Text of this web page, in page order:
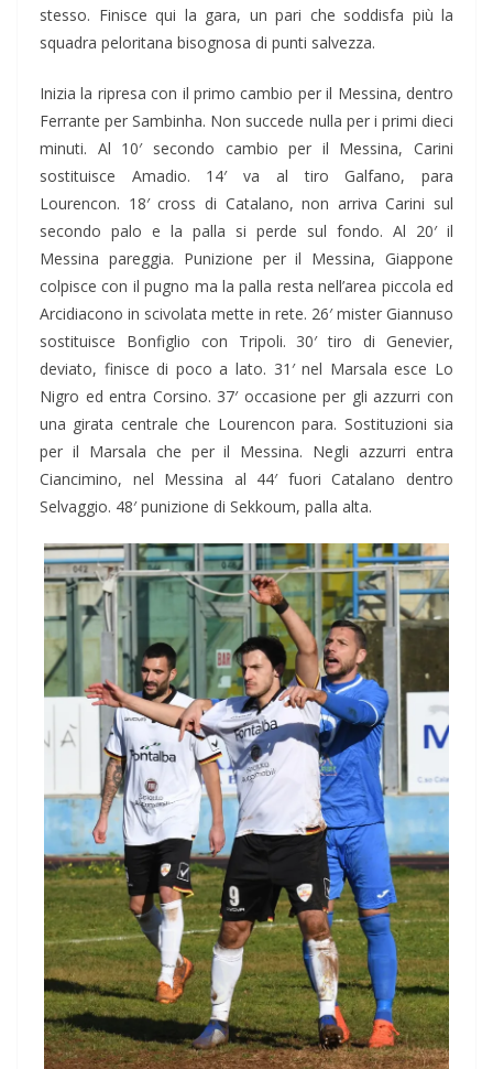
stesso. Finisce qui la gara, un pari che soddisfa più la
squadra peloritana bisognosa di punti salvezza.
Inizia la ripresa con il primo cambio per il Messina, dentro
Ferrante per Sambinha. Non succede nulla per i primi dieci
minuti. Al 10′ secondo cambio per il Messina, Carini
sostituisce Amadio. 14′ va al tiro Galfano, para
Lourencon. 18′ cross di Catalano, non arriva Carini sul
secondo palo e la palla si perde sul fondo. Al 20′ il
Messina pareggia. Punizione per il Messina, Giappone
colpisce con il pugno ma la palla resta nell’area piccola ed
Arcidiacono in scivolata mette in rete. 26′ mister Giannuso
sostituisce Bonfiglio con Tripoli. 30′ tiro di Genevier,
deviato, finisce di poco a lato. 31′ nel Marsala esce Lo
Nigro ed entra Corsino. 37′ occasione per gli azzurri con
una girata centrale che Lourencon para. Sostituzioni sia
per il Marsala che per il Messina. Negli azzurri entra
Ciancimino, nel Messina al 44′ fuori Catalano dentro
Selvaggio. 48′ punizione di Sekkoum, palla alta.